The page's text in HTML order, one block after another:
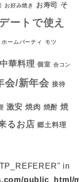
お好み焼き お寿司 そ
ートで使え
ホームパーティ モツ
中華料理 個室 合コン
会/新年会 接待
激安 焼肉 焼酎 焼
るお店 郷土料理
in
public_html/